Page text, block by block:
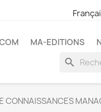
MA-EDITIONS
search
CONNAISSANCES